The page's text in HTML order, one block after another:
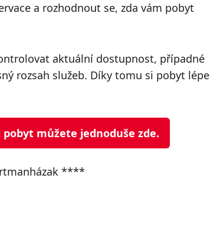
a rozhodnout se, zda vám pobyt
aktuální dostupnost, případné
rozsah služeb. Díky tomu si pobyt lépe
můžete jednoduše zde.
****